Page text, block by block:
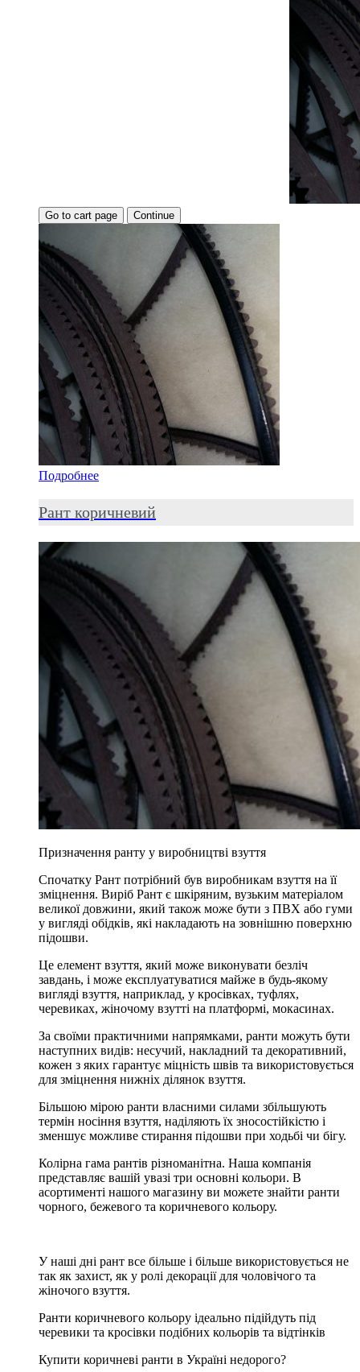
Go to cart page Continue
Подробнее
Рант коричневий
Призначення ранту у виробництві взуття
Спочатку Рант потрібний був виробникам взуття на її
зміцнення. Виріб Рант є шкіряним, вузьким матеріалом
великої довжини, який також може бути з ПВХ або гуми
у вигляді обідків, які накладають на зовнішню поверхню
підошви.
Це елемент взуття, який може виконувати безліч
завдань, і може експлуатуватися майже в будь-якому
вигляді взуття, наприклад, у кросівках, туфлях,
черевиках, жіночому взутті на платформі, мокасинах.
За своїми практичними напрямками, ранти можуть бути
наступних видів: несучий, накладний та декоративний,
кожен з яких гарантує міцність швів та використовується
для зміцнення нижніх ділянок взуття.
Більшою мірою ранти власними силами збільшують
термін носіння взуття, наділяють їх зносостійкістю і
зменшує можливе стирання підошви при ходьбі чи бігу.
Колірна гама рантів різноманітна. Наша компанія
представляє вашій увазі три основні кольори. В
асортименті нашого магазину ви можете знайти ранти
чорного, бежевого та коричневого кольору.
У наші дні рант все більше і більше використовується не
так як захист, як у ролі декорації для чоловічого та
жіночого взуття.
Ранти коричневого кольору ідеально підійдуть під
черевики та кросівки подібних кольорів та відтінків
Купити коричневі ранти в Україні недорого?